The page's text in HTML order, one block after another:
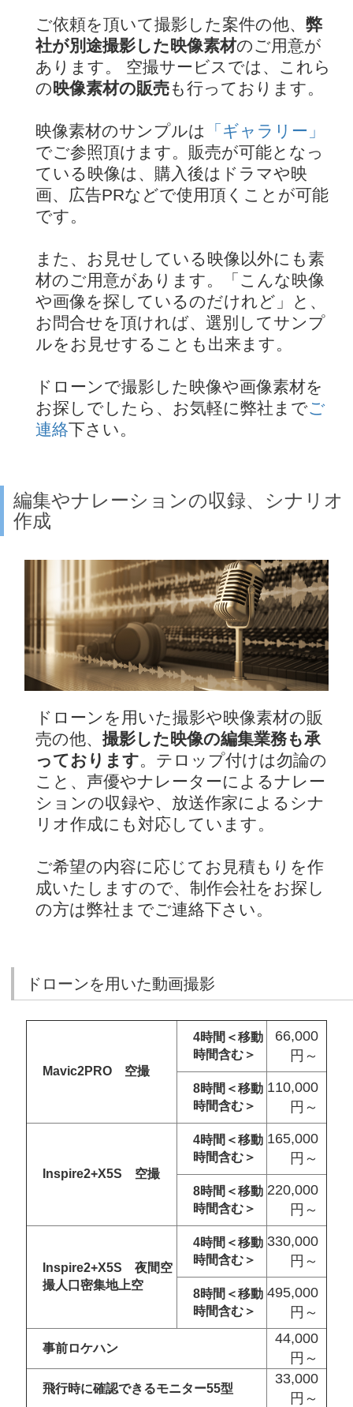
ご依頼を頂いて撮影した案件の他、 弊
社が別途撮影した映像素材のご用意が
あります。 空撮サービスでは、これら
の 映像素材の販売も行っております。
映像素材のサンプルは
「ギャラリー」
でご参照頂けます。販売が可能となっ
ている映像は、購入後はドラマや映
画、広告PRなどで使用頂くことが可能
です。
また、お見せしている映像以外にも素
材のご用意があります。「こんな映像
や画像を探しているのだけれど」と、
お問合せを頂ければ、選別してサンプ
ルをお見せすることも出来ます。
ドローンで撮影した映像や画像素材を
お探しでしたら、お気軽に弊社までご
連絡下さい。
編集やナレーションの収録、シナリオ
作成
ドローンを用いた撮影や映像素材の販
売の他、 撮影した映像の編集業務も承
っております 。テロップ付けは勿論の
こと、声優やナレーターによるナレー
ションの収録や、放送作家によるシナ
リオ作成にも対応しています。
ご希望の内容に応じてお見積もりを作
成いたしますので、制作会社をお探し
の方は弊社までご連絡下さい。
ドローンを用いた動画撮影
Mavic2PRO 空撮
4時間＜移動
時間含む＞
66,000
円～
8時間＜移動
時間含む＞
110,000
円～
Inspire2+X5S 空撮
4時間＜移動
時間含む＞
165,000
円～
8時間＜移動
時間含む＞
220,000
円～
Inspire2+X5S 夜間空
撮人口密集地上空
4時間＜移動
時間含む＞
330,000
円～
8時間＜移動
時間含む＞
495,000
円～
事前ロケハン
44,000
円～
飛行時に確認できるモニター55型
33,000
円～